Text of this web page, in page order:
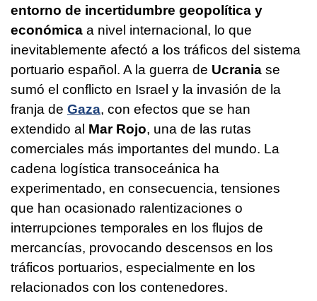
entorno de incertidumbre geopolítica y
económica a nivel internacional, lo que
inevitablemente afectó a los tráficos del sistema
portuario español. A la guerra de Ucrania se
sumó el conflicto en Israel y la invasión de la
franja de Gaza, con efectos que se han
extendido al Mar Rojo, una de las rutas
comerciales más importantes del mundo. La
cadena logística transoceánica ha
experimentado, en consecuencia, tensiones
que han ocasionado ralentizaciones o
interrupciones temporales en los flujos de
mercancías, provocando descensos en los
tráficos portuarios, especialmente en los
relacionados con los contenedores.